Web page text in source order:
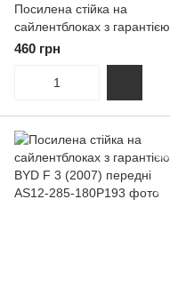
Посилена стійка на
сайлентблоках з гарантією
BYD F 6, G6 2012 задня
460 грн